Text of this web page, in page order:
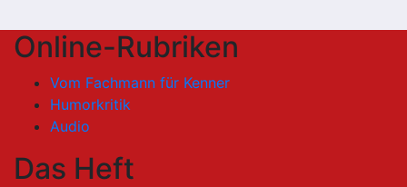
Online-Rubriken
Vom Fachmann für Kenner
Humorkritik
Audio
Das Heft